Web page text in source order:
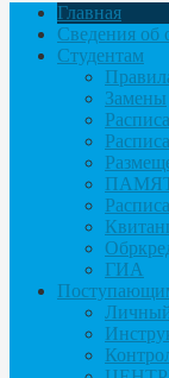
Главная
Сведения об
Студентам
Замены
ГИА